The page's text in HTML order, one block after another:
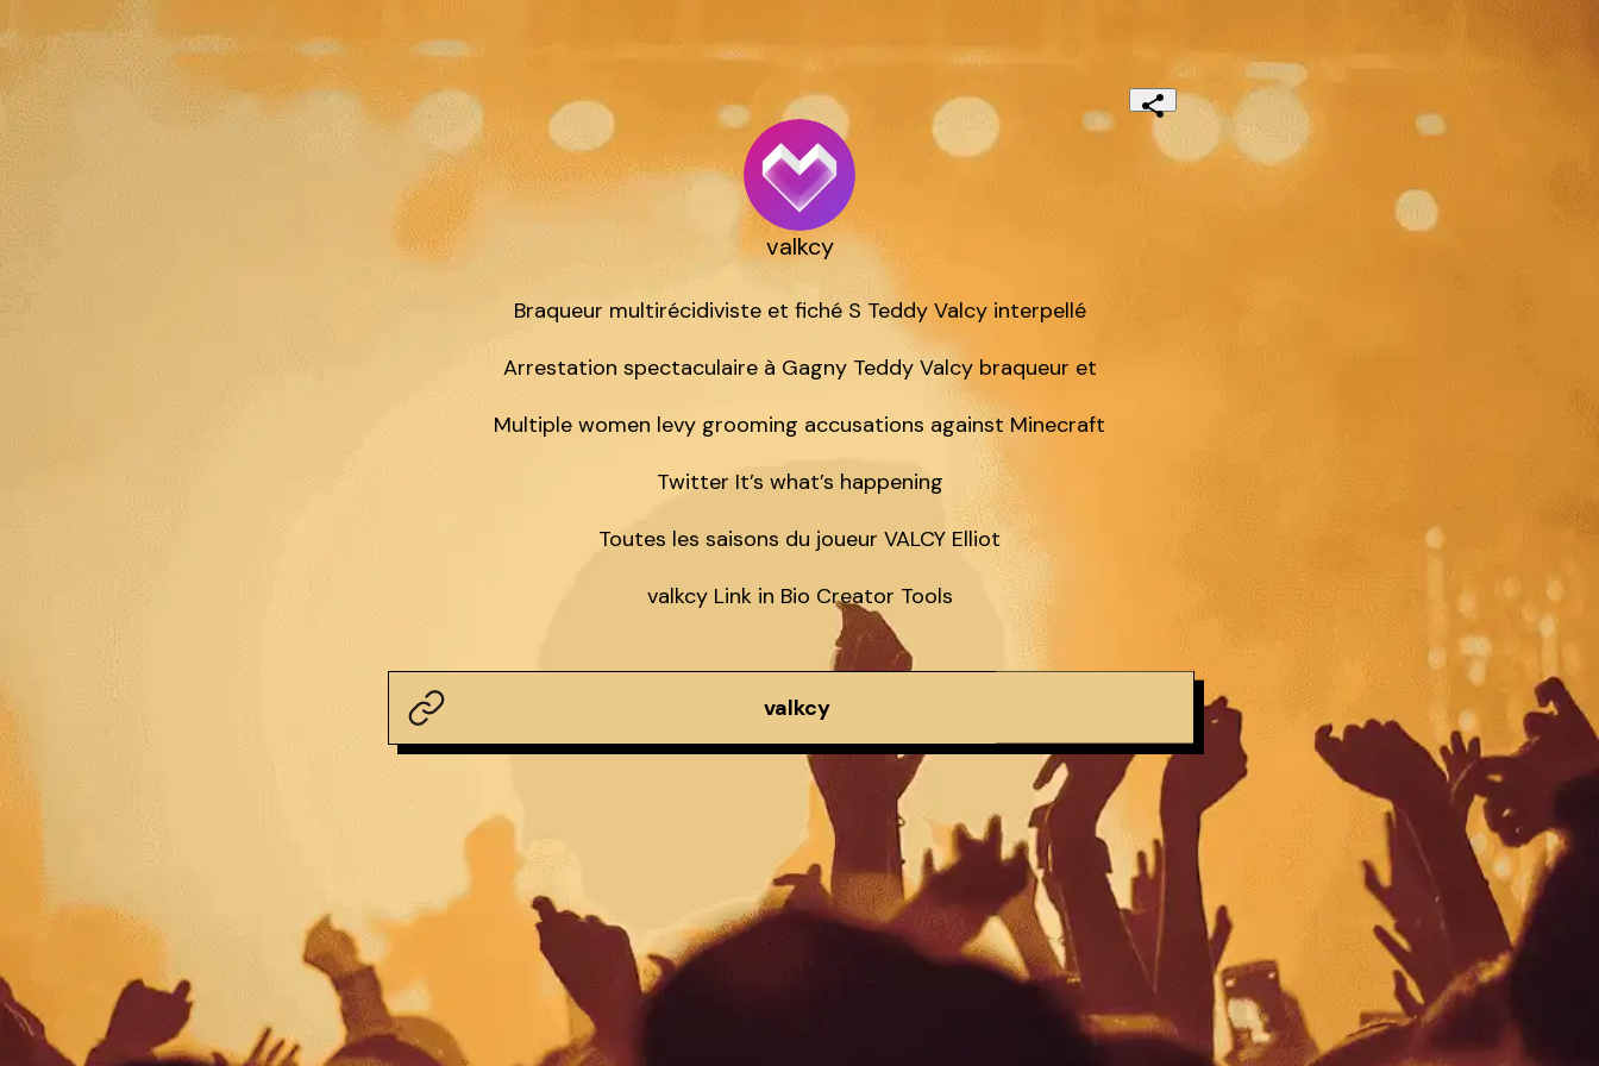
valkcy
Braqueur multirécidiviste et fiché S Teddy Valcy interpellé
Arrestation spectaculaire à Gagny Teddy Valcy braqueur et
Multiple women levy grooming accusations against Minecraft
Twitter It’s what’s happening
Toutes les saisons du joueur VALCY Elliot
valkcy Link in Bio Creator Tools
valkcy